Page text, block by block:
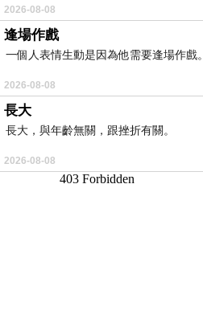
2026-08-08
逢場作戲
一個人表情生動是因為他需要逢場作戲。
2026-08-08
長大
長大，與年齡無關，跟挫折有關。
2026-08-08